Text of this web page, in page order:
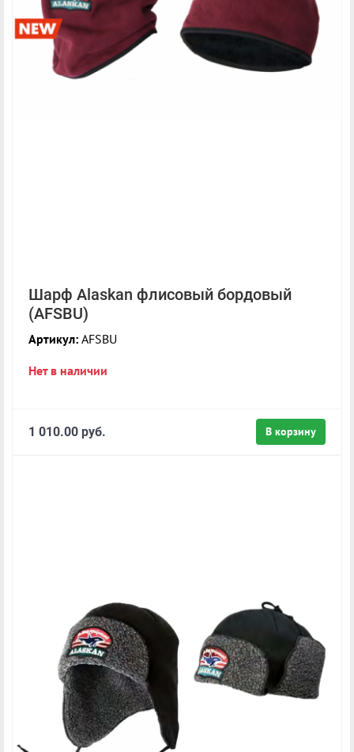
Шарф Alaskan флисовый бордовый
(AFSBU)
Артикул: AFSBU
Нет в наличии
В корзину
1 010.00 руб.